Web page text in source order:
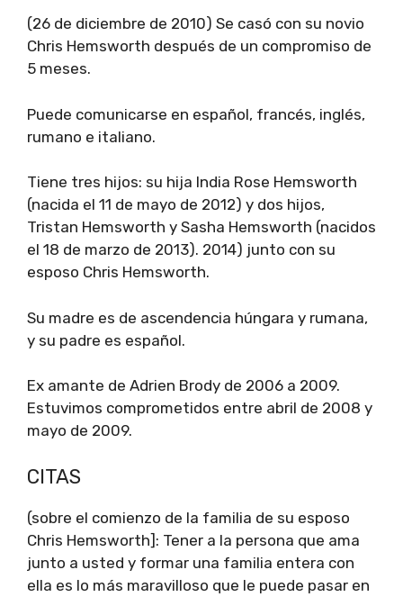
(26 de diciembre de 2010) Se casó con su novio
Chris Hemsworth después de un compromiso de
5 meses.
Puede comunicarse en español, francés, inglés,
rumano e italiano.
Tiene tres hijos: su hija India Rose Hemsworth
(nacida el 11 de mayo de 2012) y dos hijos,
Tristan Hemsworth y Sasha Hemsworth (nacidos
el 18 de marzo de 2013). 2014) junto con su
esposo Chris Hemsworth.
Su madre es de ascendencia húngara y rumana,
y su padre es español.
Ex amante de Adrien Brody de 2006 a 2009.
Estuvimos comprometidos entre abril de 2008 y
mayo de 2009.
CITAS
(sobre el comienzo de la familia de su esposo
Chris Hemsworth]: Tener a la persona que ama
junto a usted y formar una familia entera con
ella es lo más maravilloso que le puede pasar en